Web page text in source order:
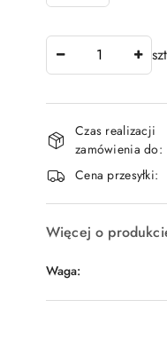
i
dostawa
Czas realizacji
zamówienia do:
Cena przesyłki:
Więcej o
Waga: